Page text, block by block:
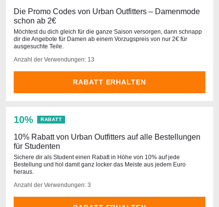
Die Promo Codes von Urban Outfitters – Damenmode
schon ab 2€
Möchtest du dich gleich für die ganze Saison versorgen, dann schnapp
dir die Angebote für Damen ab einem Vorzugspreis von nur 2€ für
ausgesuchte Teile.
Anzahl der Verwendungen: 13
RABATT ERHALTEN
10% RABATT
10% Rabatt von Urban Outfitters auf alle Bestellungen
für Studenten
Sichere dir als Student einen Rabatt in Höhe von 10% auf jede
Bestellung und hol damit ganz locker das Meiste aus jedem Euro
heraus.
Anzahl der Verwendungen: 3